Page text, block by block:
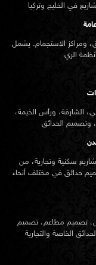
ومراكز الاستجمام. يشمل
الشارقة، ورأس الخيمة،
سكنية وتجارية، من
حدائق في مختلف أنحاء
تصميم مطاعم، تصميم